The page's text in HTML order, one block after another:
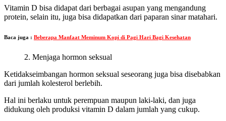
Vitamin D bisa didapat dari berbagai asupan yang mengandung
protein, selain itu, juga bisa didapatkan dari paparan sinar matahari.
Baca juga : Beberapa Manfaat Meminum Kopi di Pagi Hari Bagi Kesehatan
2. Menjaga hormon seksual
Ketidakseimbangan hormon seksual seseorang juga bisa disebabkan
dari jumlah kolesterol berlebih.
Hal ini berlaku untuk perempuan maupun laki-laki, dan juga
didukung oleh produksi vitamin D dalam jumlah yang cukup.